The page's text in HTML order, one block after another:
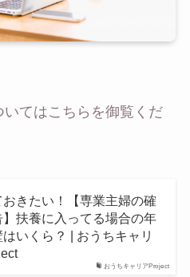
いてはこちらを御覧くだ
おうちキャリアProject
おきたい！【専業主婦の確
】扶養に入ってる場合の年
はいくら？ | おうちキャリ